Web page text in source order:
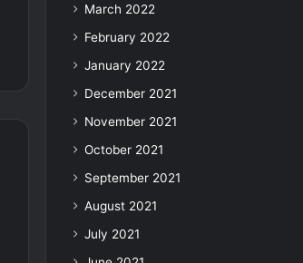
March 2022
February 2022
January 2022
December 2021
November 2021
October 2021
September 2021
August 2021
July 2021